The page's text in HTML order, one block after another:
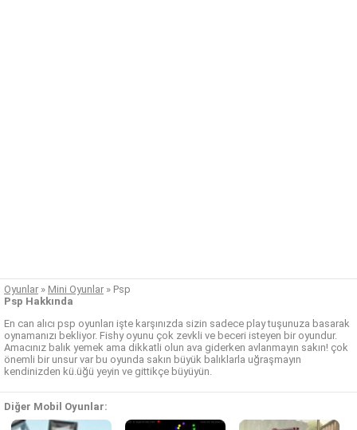
Oyunlar » Mini Oyunlar » Psp
Psp Hakkında
En can alıcı psp oyunları işte karşınızda sizin sadece play tuşunuza basarak
oynamanızı bekliyor. Fishy oyunu çok zevkli ve beceri isteyen bir oyundur.
Amacınız balık yemek ama dikkatli olun ava giderken avlanmayın sakın! çok
önemli bir unsur var bu oyunda sakın büyük balıklarla uğraşmayın
kendinizden kü.üğü yeyin ve gittikçe büyüyün.
Diğer Mobil Oyunlar: